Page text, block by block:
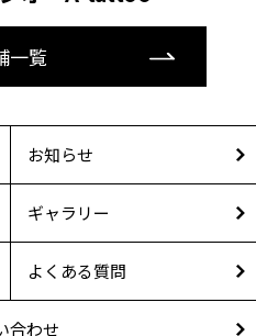
一覧
お知らせ
ギャラリー
よくある質問
合わせ